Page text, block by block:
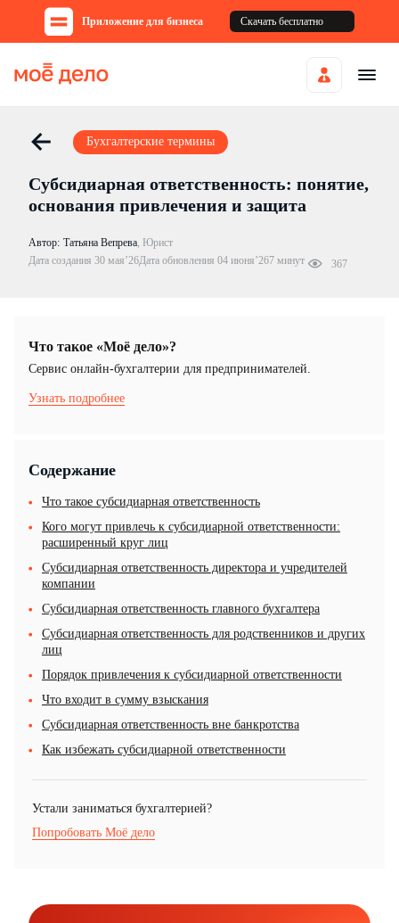
Приложение для бизнеса Скачать бесплатно
Бухгалтерские термины
Субсидиарная ответственность: понятие,
основания привлечения и защита
Автор: Татьяна Вепрева, Юрист
Дата создания 30 мая’26Дата обновления 04 июня’267 минут 367
Что такое «Моё дело»?
Cервис онлайн-бухгалтерии для предпринимателей.
Узнать подробнее
Содержание
Что такое субсидиарная ответственность
Кого могут привлечь к субсидиарной ответственности:
расширенный круг лиц
Субсидиарная ответственность директора и учредителей
компании
Субсидиарная ответственность главного бухгалтера
Субсидиарная ответственность для родственников и других
лиц
Порядок привлечения к субсидиарной ответственности
Что входит в сумму взыскания
Субсидиарная ответственность вне банкротства
Как избежать субсидиарной ответственности
Устали заниматься бухгалтерией?
Попробовать Моё дело